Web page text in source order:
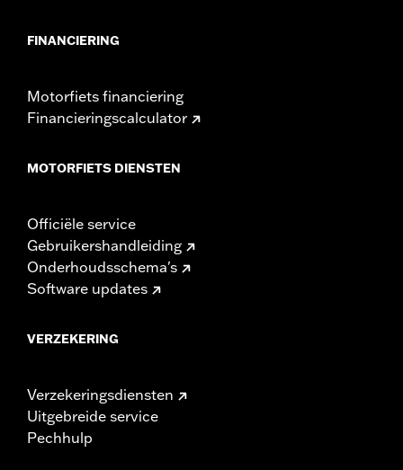
FINANCIERING
Motorfiets financiering
Financieringscalculator
MOTORFIETS DIENSTEN
Officiële service
Gebruikershandleiding
Onderhoudsschema's
Software updates
VERZEKERING
Verzekeringsdiensten
Uitgebreide service
Pechhulp